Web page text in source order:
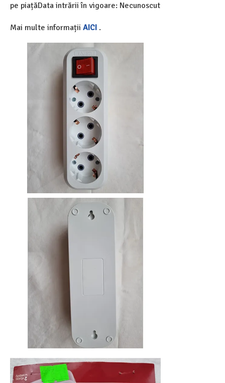
pe piațăData intrării în vigoare: Necunoscut
Mai multe informații AICI .